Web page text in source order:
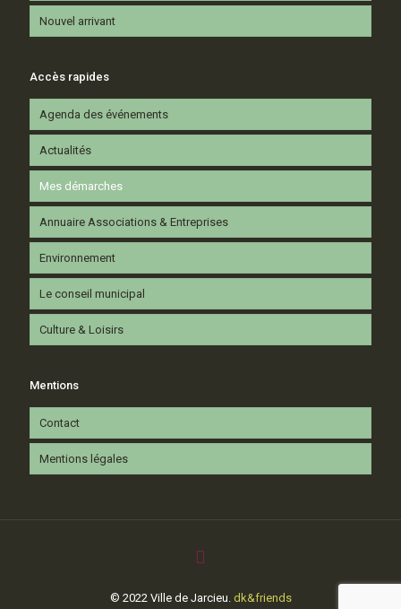
Nouvel arrivant
Accès rapides
Agenda des événements
Actualités
Mes démarches
Annuaire Associations & Entreprises
Environnement
Le conseil municipal
Culture & Loisirs
Mentions
Contact
Mentions légales
© 2022 Ville de Jarcieu. dk&friends